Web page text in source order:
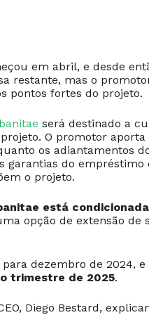
em abril, e desde
restante, mas o
pontos fortes do projeto.
será destinado a
O promotor
os adiantamentos
garantias do empréstimo
o projeto.
está
opção de extensão de
dezembro de 2024, e
trimestre de 2025.
Diego Bestard,